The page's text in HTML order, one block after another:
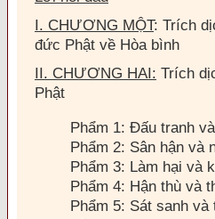
I. CHƯƠNG MỘT: Trích
đức Phật về Hòa bình
II. CHƯƠNG HAI: Trích
Phật
Phẩm 1: Ðấu tranh
Phẩm 2: Sân hận và
Phẩm 3: Làm hại và
Phẩm 4: Hận thù và
Phẩm 5: Sát sanh